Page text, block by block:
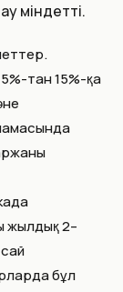
міндетті.
тан 15%-қа
жылдық 2–
бұл